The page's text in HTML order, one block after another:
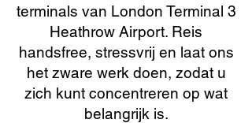
terminals van London Terminal 3
Heathrow Airport. Reis
handsfree, stressvrij en laat ons
het zware werk doen, zodat u
zich kunt concentreren op wat
belangrijk is.